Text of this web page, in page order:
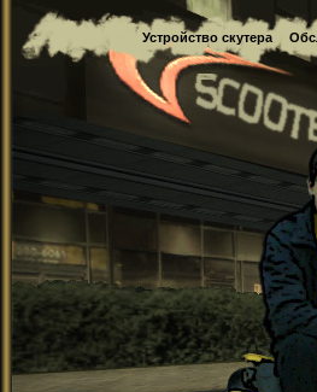
Устройство скутера